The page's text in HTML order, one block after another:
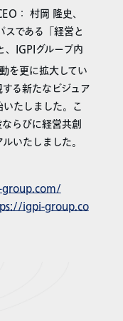
： 村岡 隆史、
である「経営と
IGPIグループ内
を更に拡大してい
る新たなビジュア
たしました。こ
らびに経営共創
いたしました。
igpi-group.co